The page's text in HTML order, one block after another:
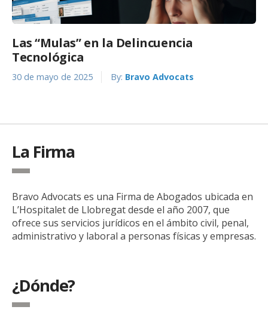
Las “Mulas” en la Delincuencia
Tecnológica
30 de mayo de 2025 By: Bravo Advocats
La Firma
Bravo Advocats es una Firma de Abogados ubicada en
L’Hospitalet de Llobregat desde el año 2007, que
ofrece sus servicios jurídicos en el ámbito civil, penal,
administrativo y laboral a personas físicas y empresas.
¿Dónde?